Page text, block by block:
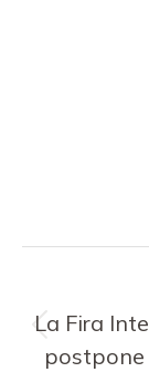
entre
La Fira
postpone